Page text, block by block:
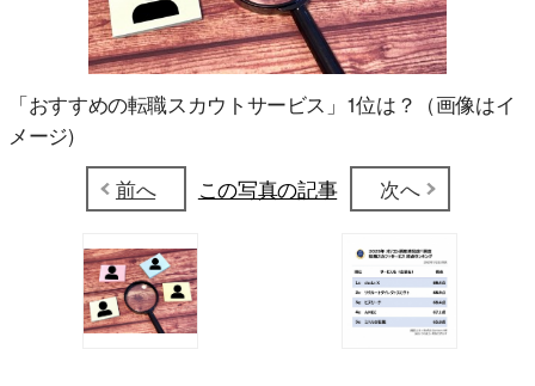
「おすすめの転職スカウトサービス」1位は？（画像はイ
メージ)
前へ
この写真の記事 次へ